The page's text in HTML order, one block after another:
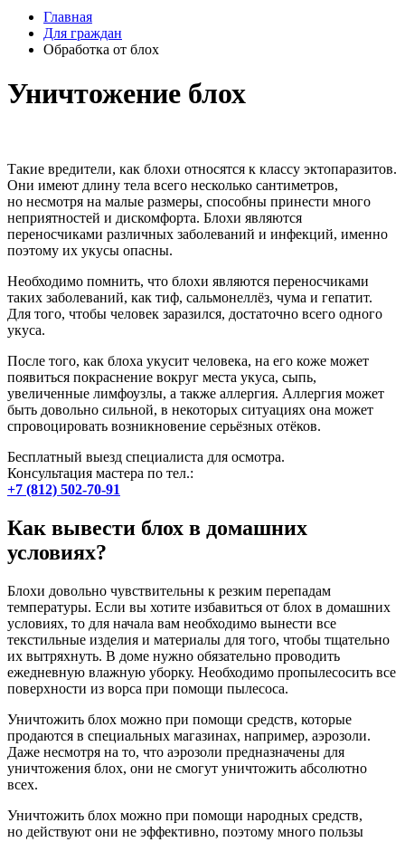
Главная
Для граждан
Обработка от блох
Уничтожение блох
Такие вредители, как блохи относятся к классу эктопаразитов.
Они имеют длину тела всего несколько сантиметров,
но несмотря на малые размеры, способны принести много
неприятностей и дискомфорта. Блохи являются
переносчиками различных заболеваний и инфекций, именно
поэтому их укусы опасны.
Необходимо помнить, что блохи являются переносчиками
таких заболеваний, как тиф, сальмонеллёз, чума и гепатит.
Для того, чтобы человек заразился, достаточно всего одного
укуса.
После того, как блоха укусит человека, на его коже может
появиться покраснение вокруг места укуса, сыпь,
увеличенные лимфоузлы, а также аллергия. Аллергия может
быть довольно сильной, в некоторых ситуациях она может
спровоцировать возникновение серьёзных отёков.
Бесплатный выезд специалиста для осмотра.
Консультация мастера по тел.:
+7 (812) 502-70-91
Как вывести блох в домашних
условиях?
Блохи довольно чувствительны к резким перепадам
температуры. Если вы хотите избавиться от блох в домашних
условиях, то для начала вам необходимо вынести все
текстильные изделия и материалы для того, чтобы тщательно
их вытряхнуть. В доме нужно обязательно проводить
ежедневную влажную уборку. Необходимо пропылесосить все
поверхности из ворса при помощи пылесоса.
Уничтожить блох можно при помощи средств, которые
продаются в специальных магазинах, например, аэрозоли.
Даже несмотря на то, что аэрозоли предназначены для
уничтожения блох, они не смогут уничтожить абсолютно
всех.
Уничтожить блох можно при помощи народных средств,
но действуют они не эффективно, поэтому много пользы